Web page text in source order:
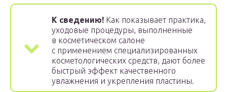
К сведению! Как показывает практика,
уходовые процедуры, выполненные
в косметическом салоне
с применением специализированных
косметологических средств, дают более
быстрый эффект качественного
увлажнения и укрепления пластины.